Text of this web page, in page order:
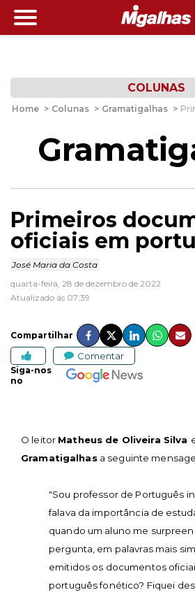
COLUNAS
Home > Colunas > Gramatigalhas >
Primeiros
oficiais em
José Maria da Costa
quarta-feira, 28 de dezembro de 2022
Atualizado às 07:39
Compartilhar
Comentar
Siga-nos
no
O leitor Matheus de Oliveira Silva
Gramatigalhasa seguinte
"Sou professor de Português
falava da importância de
quando um aluno me
pergunta, em palavras mais
emitidos os documentos
português fonético? Fiquei